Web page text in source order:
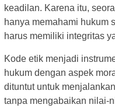
keadilan. Karena itu,
hanya memahami hukum
harus memiliki integritas
Kode etik menjadi
hukum dengan aspek
dituntut untuk
tanpa mengabaikan nilai-